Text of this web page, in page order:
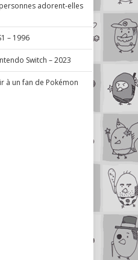
adorent-elles
– 1996
Switch – 2023
à un fan de Pokémon